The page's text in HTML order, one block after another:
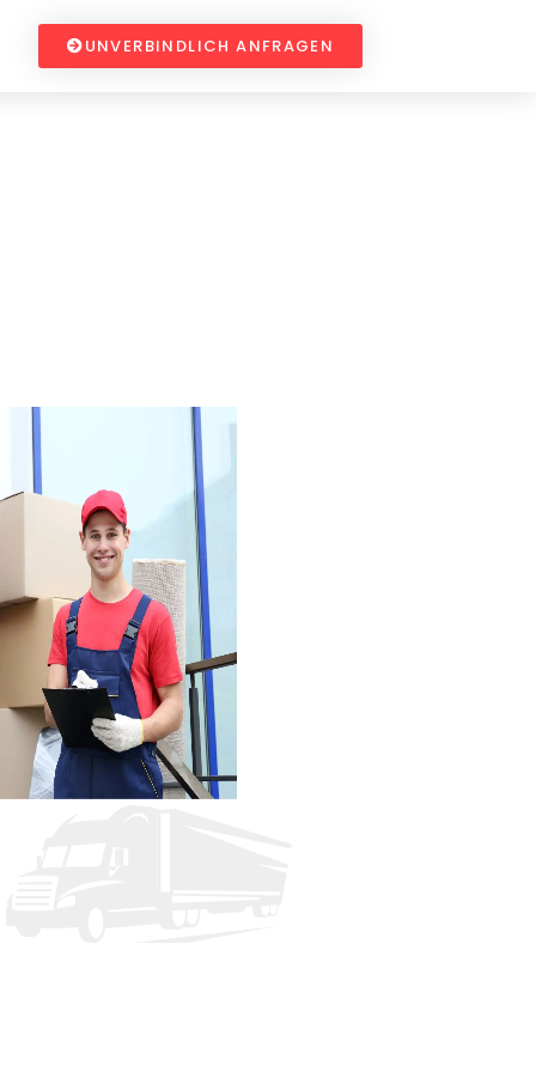
UNVERBINDLICH ANFRAGEN